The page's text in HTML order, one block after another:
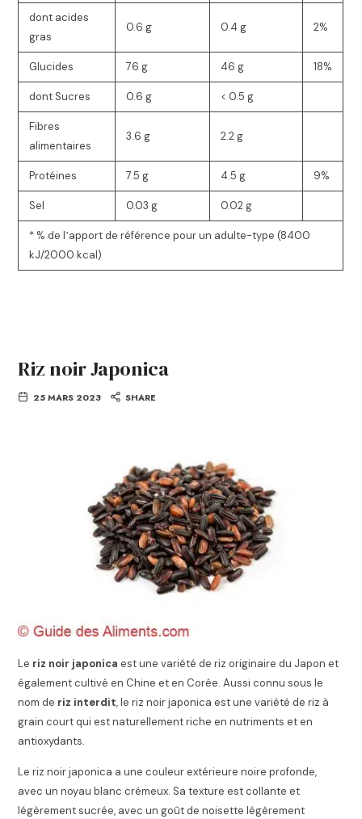
dont acides
gras
0.6 g 0.4 g 2%
Glucides 76 g 46 g 18%
dont Sucres 0.6 g < 0.5 g
Fibres
alimentaires
3.6 g 2.2 g
Protéines 7.5 g 4.5 g 9%
Sel 0.03 g 0.02 g
* % de lʼapport de référence pour un adulte-type (8400
kJ/2000 kcal)
Riz noir Japonica
25 MARS 2023 SHARE
Le riz noir japonica est une variété de riz originaire du Japon et
également cultivé en Chine et en Corée. Aussi connu sous le
nom de riz interdit, le riz noir japonica est une variété de riz à
grain court qui est naturellement riche en nutriments et en
antioxydants.
Le riz noir japonica a une couleur extérieure noire profonde,
avec un noyau blanc crémeux. Sa texture est collante et
légèrement sucrée, avec un goût de noisette légèrement